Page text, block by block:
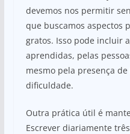
devemos nos permitir
que buscamos aspectos
gratos. Isso pode incluir
aprendidas, pelas
mesmo pela presença
dificuldade.
Outra prática útil é
Escrever diariamente